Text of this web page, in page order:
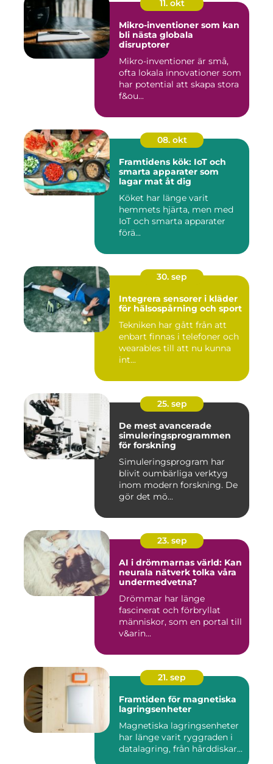
11. okt
Mikro-inventioner som kan
bli nästa globala
disruptorer
Mikro-inventioner är små,
ofta lokala innovationer som
har potential att skapa stora
f&ou...
08. okt
Framtidens kök: IoT och
smarta apparater som
lagar mat åt dig
Köket har länge varit
hemmets hjärta, men med
IoT och smarta apparater
förä...
30. sep
Integrera sensorer i kläder
för hälsospårning och sport
Tekniken har gått från att
enbart finnas i telefoner och
wearables till att nu kunna
int...
25. sep
De mest avancerade
simuleringsprogrammen
för forskning
Simuleringsprogram har
blivit oumbärliga verktyg
inom modern forskning. De
gör det mö...
23. sep
AI i drömmarnas värld: Kan
neurala nätverk tolka våra
undermedvetna?
Drömmar har länge
fascinerat och förbryllat
människor, som en portal till
v&arin...
21. sep
Framtiden för magnetiska
lagringsenheter
Magnetiska lagringsenheter
har länge varit ryggraden i
datalagring, från hårddiskar...